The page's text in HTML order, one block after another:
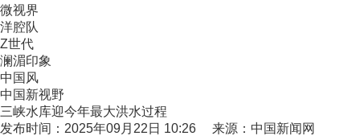
微视界
洋腔队
Z世代
澜湄印象
中国风
中国新视野
三峡水库迎今年最大洪水过程
发布时间：2025年09月22日 10:26 来源：中国新闻网